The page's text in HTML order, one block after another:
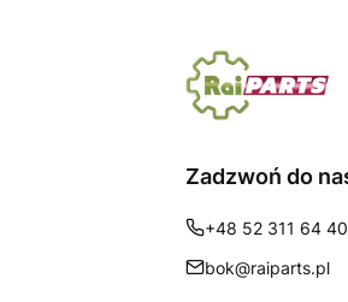
Zadzwoń do
+48 52 311 64 40
bok@raiparts.pl